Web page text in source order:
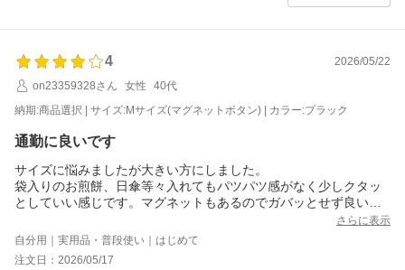
4
2026/05/22
on23359328さん
女性
40代
納期:商品選択 | サイズ:Mサイズ(マグネットボタン) | カラー:ブラック
通勤に良いです
サイズに悩みましたが大きい方にしました。
袋入りのお煎餅、日傘等々入れてもパツパツ感がなく少しクタッ
としていい感じです。マグネットもあるのでガバッとせず良いで
そこの板が安定せず底には居なくなってるのが残念かな。中袋は
好みが分かれるかもです。
さらに表示
自分用｜実用品・普段使い｜はじめて
注文日：2026/05/17